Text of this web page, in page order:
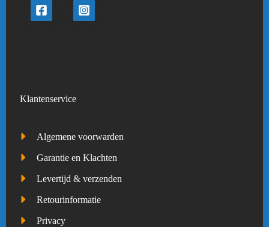
Klantenservice
Algemene voorwarden
Garantie en Klachten
Levertijd & verzenden
Retourinformatie
Privacy